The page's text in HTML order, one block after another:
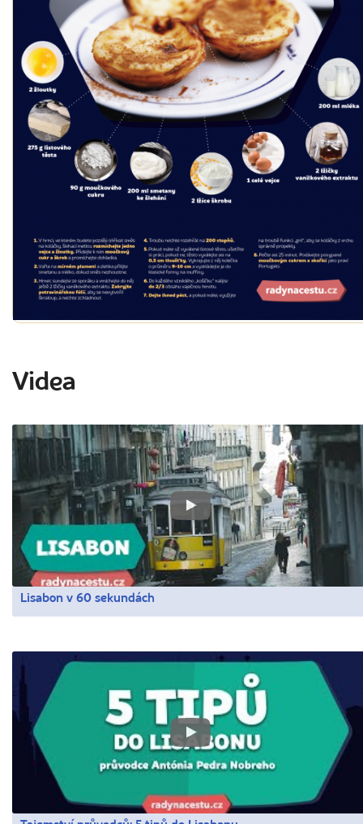
Videa
Lisabon v 60 sekundách